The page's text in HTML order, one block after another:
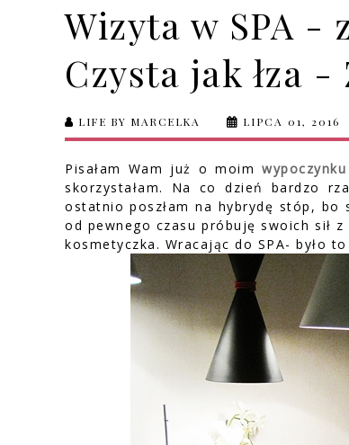
Wizyta w SPA -
Czysta jak łza
LIFE BY MARCELKA LIPCA 01, 2016
Pisałam Wam już o moim
skorzystałam. Na co dzień bardzo
ostatnio poszłam na hybrydę stóp,
od pewnego czasu próbuję swoich sił
kosmetyczka. Wracając do SPA- było